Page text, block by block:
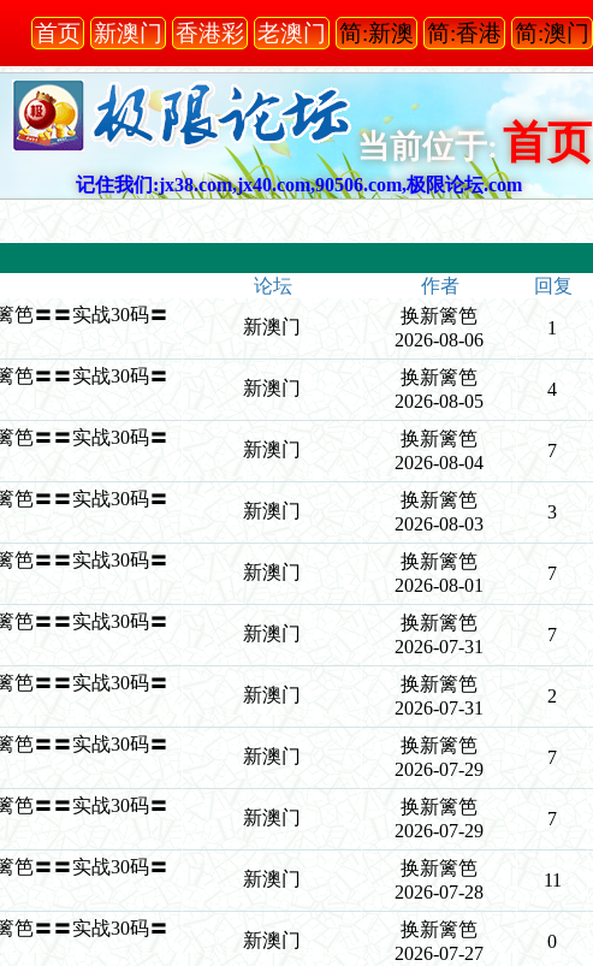
首页 新澳门 香港彩 老澳门 简:新澳 简:香港 简:澳门
当前位于: 首页
记住我们:jx38.com,jx40.com,90506.com,极限论坛.com
论坛 作者 回复
笆〓〓实战30码〓
新澳门
换新篱笆
2026-08-06
1
笆〓〓实战30码〓
新澳门
换新篱笆
2026-08-05
4
笆〓〓实战30码〓
新澳门
换新篱笆
2026-08-04
7
笆〓〓实战30码〓
新澳门
换新篱笆
2026-08-03
3
笆〓〓实战30码〓
新澳门
换新篱笆
2026-08-01
7
笆〓〓实战30码〓
新澳门
换新篱笆
2026-07-31
7
笆〓〓实战30码〓
新澳门
换新篱笆
2026-07-31
2
笆〓〓实战30码〓
新澳门
换新篱笆
2026-07-29
7
笆〓〓实战30码〓
新澳门
换新篱笆
2026-07-29
7
笆〓〓实战30码〓
新澳门
换新篱笆
2026-07-28
11
笆〓〓实战30码〓
新澳门
换新篱笆
2026-07-27
0